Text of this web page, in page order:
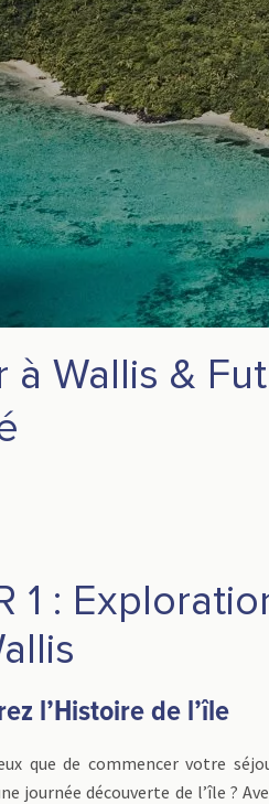
à Wallis &
1 :
l’Histoire de l’île
que de commencer votre
journée découverte de l’île ?